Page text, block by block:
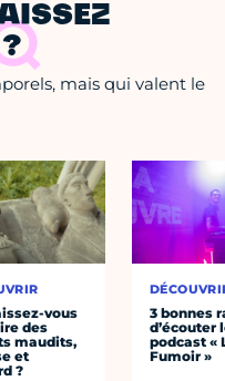
mais qui valent le
vous
des
maudits,
et
?
3 bonnes
d’écouter
podcast «
Fumoir »